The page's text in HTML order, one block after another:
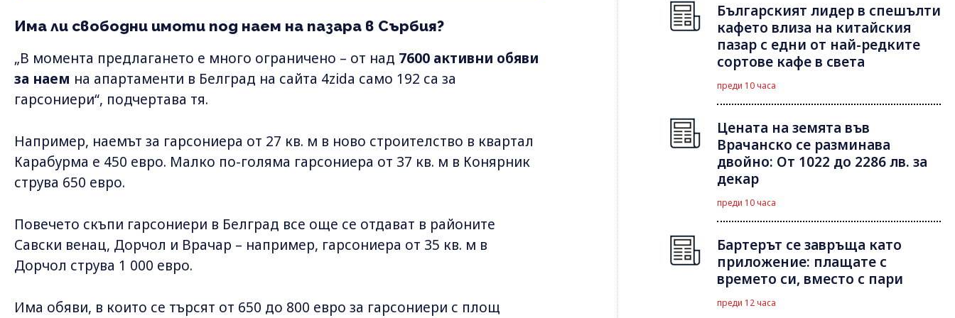
Има ли свободни имоти под наем на пазара в Сърбия?
„В момента предлагането е много ограничено – от над 7600 активни обяви
за наем на апартаменти в Белград на сайта 4zida само 192 са за
гарсониери“, подчертава тя.
Например, наемът за гарсониера от 27 кв. м в ново строителство в квартал
Карабурма е 450 евро. Малко по-голяма гарсониера от 37 кв. м в Конярник
струва 650 евро.
Повечето скъпи гарсониери в Белград все още се отдават в районите
Савски венац, Дорчол и Врачар – например, гарсониера от 35 кв. м в
Дорчол струва 1 000 евро.
Има обяви, в които се търсят от 650 до 800 евро за гарсониери с площ
Българският лидер в спешълти
кафето влиза на китайския
пазар с едни от най-редките
сортове кафе в света
преди 10 часа
Цената на земята във
Врачанско се разминава
двойно: От 1022 до 2286 лв. за
декар
преди 10 часа
Бартерът се завръща като
приложение: плащате с
времето си, вместо с пари
преди 12 часа